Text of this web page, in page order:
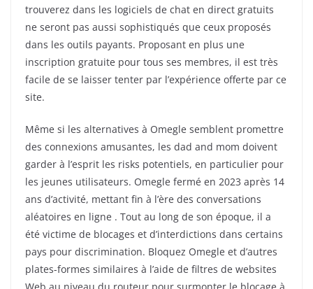
trouverez dans les logiciels de chat en direct gratuits
ne seront pas aussi sophistiqués que ceux proposés
dans les outils payants. Proposant en plus une
inscription gratuite pour tous ses membres, il est très
facile de se laisser tenter par l’expérience offerte par ce
site.
Même si les alternatives à Omegle semblent promettre
des connexions amusantes, les dad and mom doivent
garder à l’esprit les risks potentiels, en particulier pour
les jeunes utilisateurs. Omegle fermé en 2023 après 14
ans d’activité, mettant fin à l’ère des conversations
aléatoires en ligne . Tout au long de son époque, il a
été victime de blocages et d’interdictions dans certains
pays pour discrimination. Bloquez Omegle et d’autres
plates-formes similaires à l’aide de filtres de websites